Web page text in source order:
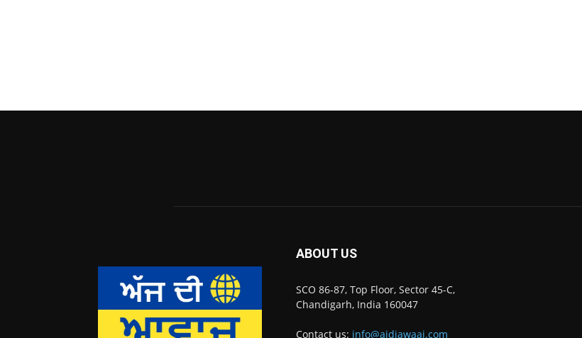
ABOUT US
SCO 86-87, Top Floor, Sector 45-C,
Chandigarh, India 160047
Contact us: info@ajdiawaaj.com